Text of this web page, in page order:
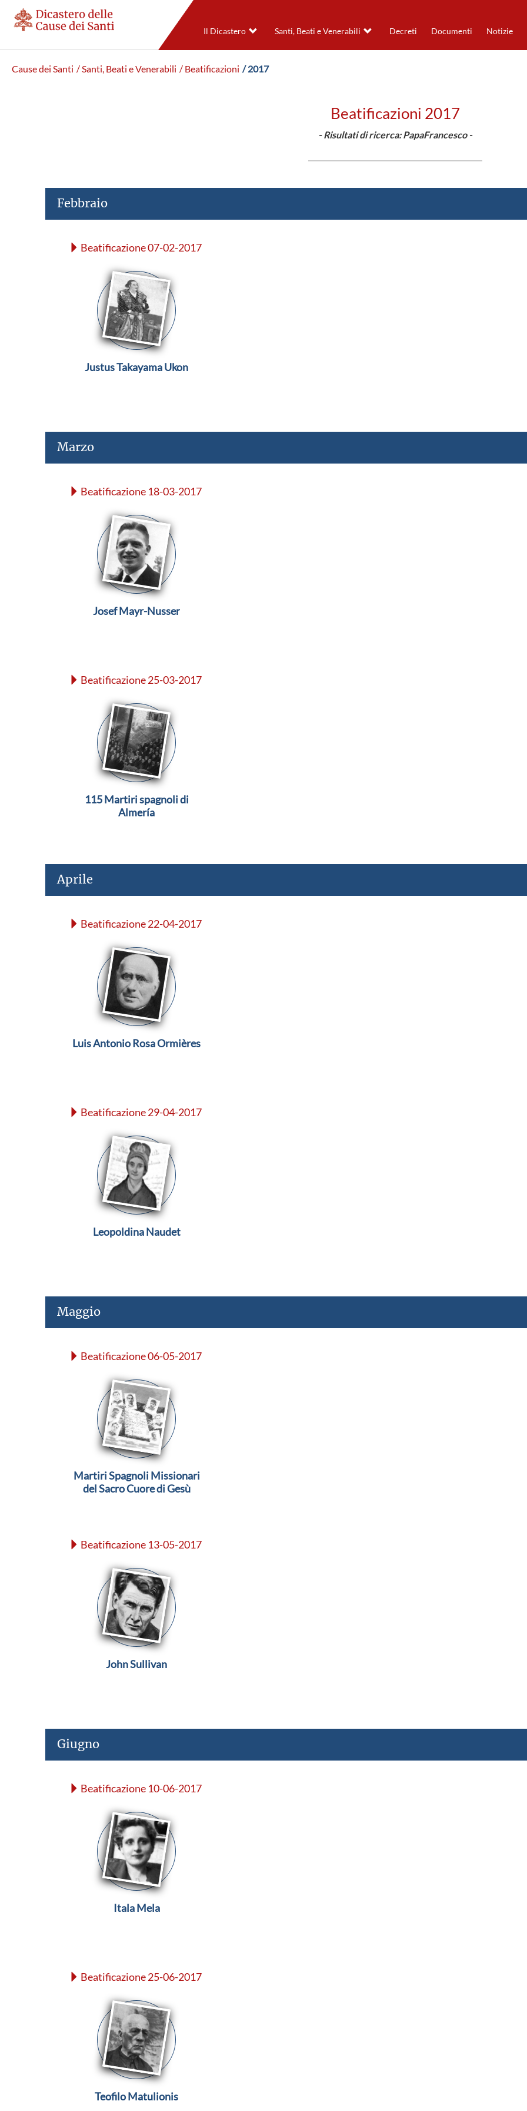
Il Dicastero Santi, Beati e Venerabili Decreti Documenti Notizie
Cause dei Santi / Santi, Beati e Venerabili / Beatificazioni / 2017
Beatificazioni 2017
- Risultati di ricerca: PapaFrancesco -
Febbraio
Beatificazione 07-02-2017
Justus Takayama Ukon
Marzo
Beatificazione 18-03-2017
Josef Mayr-Nusser
Beatificazione 25-03-2017
115 Martiri spagnoli di
Almería
Aprile
Beatificazione 22-04-2017
Luis Antonio Rosa Ormières
Beatificazione 29-04-2017
Leopoldina Naudet
Maggio
Beatificazione 06-05-2017
Martiri Spagnoli Missionari
del Sacro Cuore di Gesù
Beatificazione 13-05-2017
John Sullivan
Giugno
Beatificazione 10-06-2017
Itala Mela
Beatificazione 25-06-2017
Teofilo Matulionis